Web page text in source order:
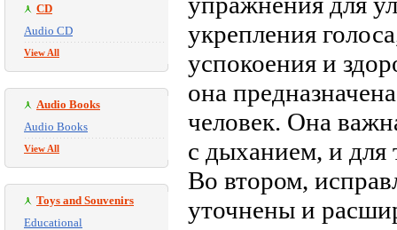
CD
Audio CD
View All
Audio Books
Audio Books
View All
Toys and Souvenirs
Educational
укрепления
успокоения и
она
человек. Она
с дыханием, и для
Во втором,
уточнены и